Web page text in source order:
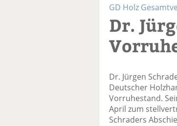
GD Holz
Dr.
Dr. Jürgen
Deutscher
Vorruhestand.
April zum
Schraders